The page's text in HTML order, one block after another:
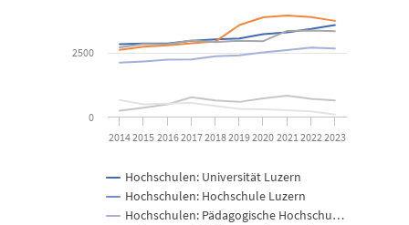
Hochschulen: Universität Luzern
Hochschulen: Hochschule Luzern
Hochschulen: Pädagogische Hochschu…
20142015 20162017201820192020 202120222023
0
2500